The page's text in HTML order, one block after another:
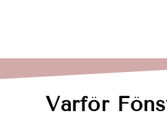
Varför